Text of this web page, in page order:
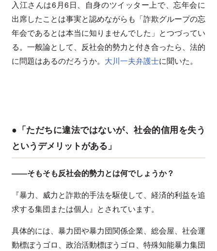
入江さんは6月6日、自身のツイッター上で、忘年会に
出席したことは事実と認めながらも「詐欺グループの忘
年会であるとは本当に知りませんでした」とつづってい
る。一般論として、反社会的勢力と付き合ったら、法的
に問題はあるのだろうか。 大川一夫弁護士に聞いた。
●「ただちに違法ではないが、社会的信用を失う
というデメリットがある」
――そもそも反社会的勢力とは何でしょうか？
『暴力、威力と詐欺的手法を駆使して、経済的利益を追
求する集団または個人』とされています。
具体的には、暴力団や暴力団関係企業、総会屋、社会運
動標ぼうゴロ、政治活動標ぼうゴロ、特殊知能暴力集団